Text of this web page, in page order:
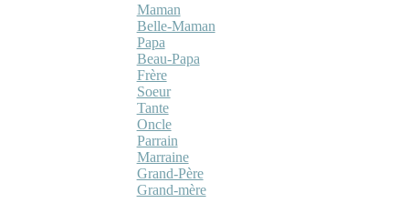
Maman
Belle-Maman
Papa
Beau-Papa
Frère
Soeur
Tante
Oncle
Parrain
Marraine
Grand-Père
Grand-mère